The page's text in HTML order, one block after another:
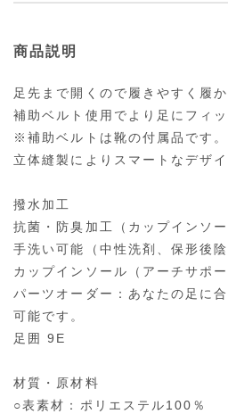
商品説明
足先まで開くので履きやすく履か
補助ベルト使用でより足にフィッ
※補助ベルトは靴の付属品です。
立体縫製によりスマートなデザ
撥水加工
抗菌・防臭加工（カップインソー
手洗い可能（中性洗剤、保形後陰
カップインソール（アーチサポー
パーツオーダー：あなたの足に
可能です。
足囲 9E
材質・原材料
○表素材：ポリエステル100％